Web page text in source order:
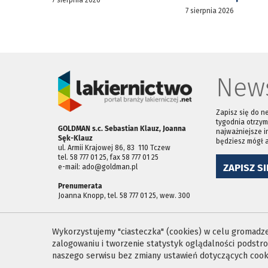
7 sierpnia 2026
GOLDMAN s.c. Sebastian Klauz, Joanna
Sęk-Klauz
ul. Armii Krajowej 86, 83 ­ 110 Tczew
tel. 58 777 01 25, fax 58 777 01 25
e-mail: ado@goldman.pl
Prenumerata
Joanna Knopp, tel. 58 777 01 25, wew. 300
Zapisz się do
tygodnia
najważniejsze
będziesz mógł
ZAPISZ
Wykorzystujemy "ciasteczka" (cookies) w celu
zalogowaniu i tworzenie statystyk oglądalności
naszego serwisu bez zmiany ustawień dotyczących